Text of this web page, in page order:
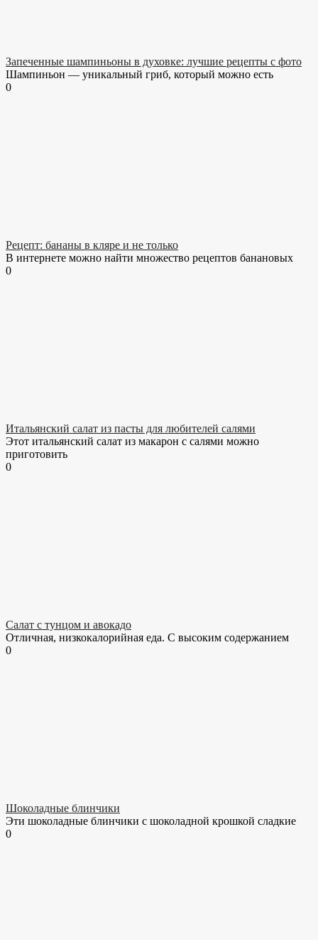
Запеченные шампиньоны в духовке: лучшие рецепты с фото
Шампиньон — уникальный гриб, который можно есть
0
Рецепт: бананы в кляре и не только
В интернете можно найти множество рецептов банановых
0
Итальянский салат из пасты для любителей салями
Этот итальянский салат из макарон с салями можно
приготовить
0
Салат с тунцом и авокадо
Отличная, низкокалорийная еда. С высоким содержанием
0
Шоколадные блинчики
Эти шоколадные блинчики с шоколадной крошкой сладкие
0